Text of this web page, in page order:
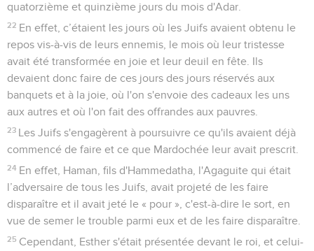
quatorzième et quinzième jours du mois d'Adar.
22 En effet, c’étaient les jours où les Juifs avaient obtenu le
repos vis-à-vis de leurs ennemis, le mois où leur tristesse
avait été transformée en joie et leur deuil en fête. Ils
devaient donc faire de ces jours des jours réservés aux
banquets et à la joie, où l'on s'envoie des cadeaux les uns
aux autres et où l'on fait des offrandes aux pauvres.
23 Les Juifs s'engagèrent à poursuivre ce qu'ils avaient déjà
commencé de faire et ce que Mardochée leur avait prescrit.
24 En effet, Haman, fils d'Hammedatha, l'Agaguite qui était
l’adversaire de tous les Juifs, avait projeté de les faire
disparaître et il avait jeté le « pour », c'est-à-dire le sort, en
vue de semer le trouble parmi eux et de les faire disparaître.
25 Cependant, Esther s'était présentée devant le roi, et celui-